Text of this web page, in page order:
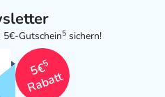
5€-Gutschein5 sichern!
5€
5
Rabatt